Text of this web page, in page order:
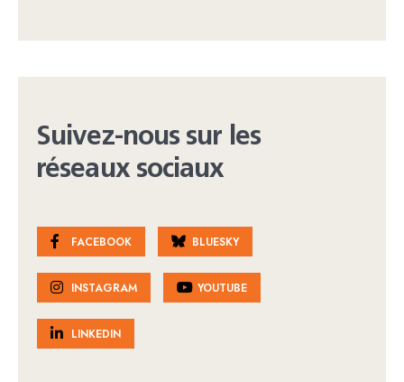
Suivez-nous sur les
réseaux sociaux
FACEBOOK BLUESKY
INSTAGRAM YOUTUBE
LINKEDIN